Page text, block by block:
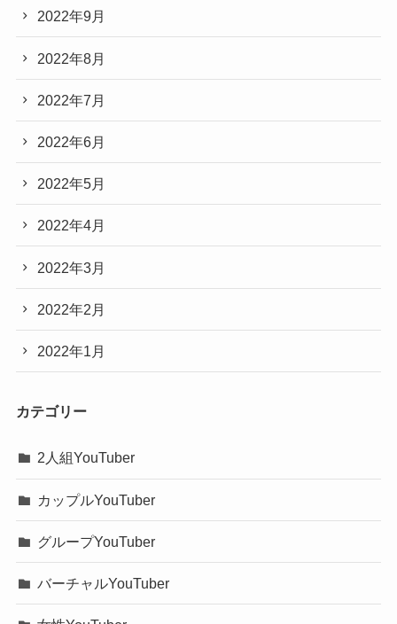
2022年9月
2022年8月
2022年7月
2022年6月
2022年5月
2022年4月
2022年3月
2022年2月
2022年1月
カテゴリー
2人組YouTuber
カップルYouTuber
グループYouTuber
バーチャルYouTuber